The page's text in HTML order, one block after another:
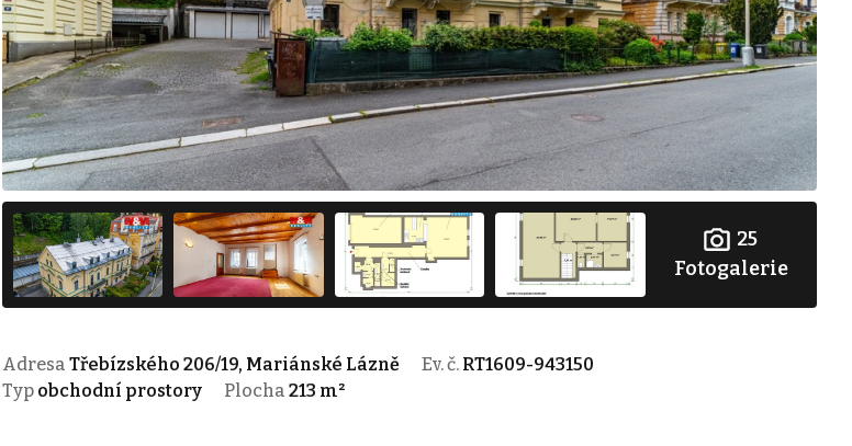
25
Fotogalerie
Adresa Třebízského 206/19, Mariánské Lázně Ev. č. RT1609-943150
Typ obchodní prostory Plocha 213 m²